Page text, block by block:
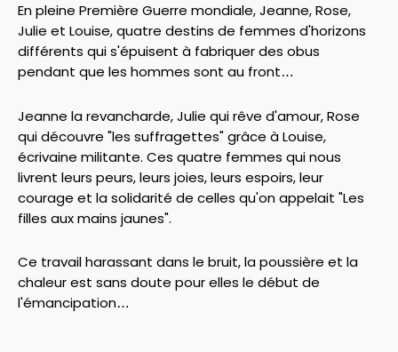
En pleine Première Guerre mondiale, Jeanne, Rose,
Julie et Louise, quatre destins de femmes d'horizons
différents qui s'épuisent à fabriquer des obus
pendant que les hommes sont au front…
Jeanne la revancharde, Julie qui rêve d'amour, Rose
qui découvre "les suffragettes" grâce à Louise,
écrivaine militante. Ces quatre femmes qui nous
livrent leurs peurs, leurs joies, leurs espoirs, leur
courage et la solidarité de celles qu'on appelait "Les
filles aux mains jaunes".
Ce travail harassant dans le bruit, la poussière et la
chaleur est sans doute pour elles le début de
l'émancipation…